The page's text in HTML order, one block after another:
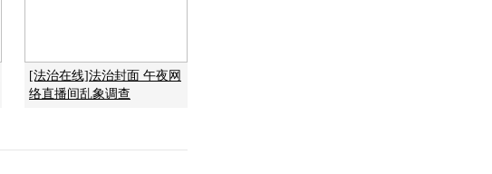
[法治在线]法治封面 午夜网
络直播间乱象调查